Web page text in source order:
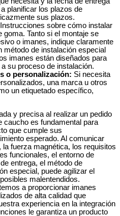
planificar los plazos de
sus plazos.
Instrucciones sobre cómo instalar
goma. Tanto si el montaje se
o imanes, indique claramente
método de instalación especial
imanes están diseñados para
su proceso de instalación.
o personalización: Si necesita
una marca u otros
un etiquetado específico,
y precisa al realizar un pedido
caucho es fundamental para
que cumple sus
esperado. Al comunicar
fuerza magnética, los requisitos
funcionales, el entorno de
entrega, el método de
especial, puede agilizar el
malentendidos.
a proporcionar imanes
de alta calidad que
experiencia en la integración
le garantiza un producto